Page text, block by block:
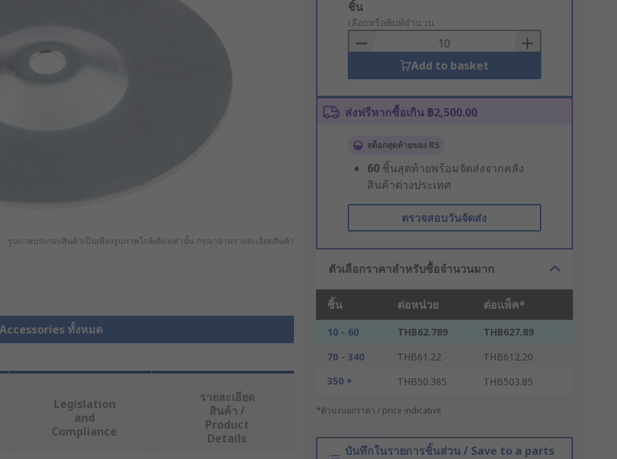
รูปภาพประกอบสินค้าเป็นเพียงรูปภาพใกล้เคียงเท่านั้น กรุณาอ่านรายละเอียดสินค้า
ทั้งหมด
Add
to
Basket
ชิ้น
เลือกหรือพิมพ์จำนวน
Add to basket
ส่งฟรีหากซื้อเกิน ฿2,500.00
สต็อกสุดท้ายของ RS
60 ชิ้นสุดท้ายพร้อมจัดส่งจากคลัง
สินค้าต่างประเทศ
ตรวจสอบวันจัดส่ง
ตัวเลือกราคาสำหรับซื้อจำนวนมาก
ชิ้น ต่อหน่วย ต่อแพ็ค*
10 - 60 THB62.789
THB627.89
70 - 340
THB61.22
THB612.20
350 +
THB50.385 THB503.85
*ตัวบ่งบอกราคา / price indicative
บันทึกในรายการชิ้นส่วน / Save to a parts
Legislation
and
Compliance
รายละเอียด
สินค้า /
Product
Details